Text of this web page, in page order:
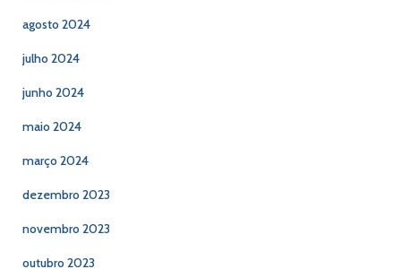
agosto 2024
julho 2024
junho 2024
maio 2024
março 2024
dezembro 2023
novembro 2023
outubro 2023